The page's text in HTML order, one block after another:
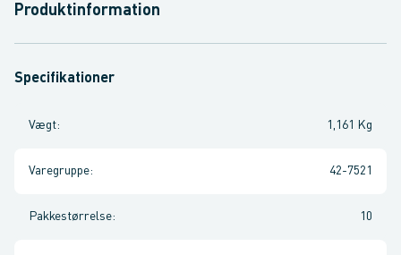
Produktinformation
Specifikationer
Vægt: 1,161 Kg
Varegruppe: 42-7521
Pakkestørrelse: 10